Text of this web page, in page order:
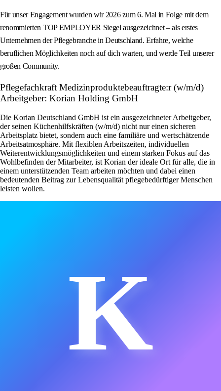
Für unser Engagement wurden wir 2026 zum 6. Mal in Folge mit dem
renommierten TOP EMPLOYER Siegel ausgezeichnet – als erstes
Unternehmen der Pflegebranche in Deutschland. Erfahre, welche
beruflichen Möglichkeiten noch auf dich warten, und werde Teil unserer
großen Community.
Pflegefachkraft Medizinproduktebeauftragte:r (w/m/d)
Arbeitgeber: Korian Holding GmbH
Die Korian Deutschland GmbH ist ein ausgezeichneter Arbeitgeber,
der seinen Küchenhilfskräften (w/m/d) nicht nur einen sicheren
Arbeitsplatz bietet, sondern auch eine familiäre und wertschätzende
Arbeitsatmosphäre. Mit flexiblen Arbeitszeiten, individuellen
Weiterentwicklungsmöglichkeiten und einem starken Fokus auf das
Wohlbefinden der Mitarbeiter, ist Korian der ideale Ort für alle, die in
einem unterstützenden Team arbeiten möchten und dabei einen
bedeutenden Beitrag zur Lebensqualität pflegebedürftiger Menschen
leisten wollen.
K